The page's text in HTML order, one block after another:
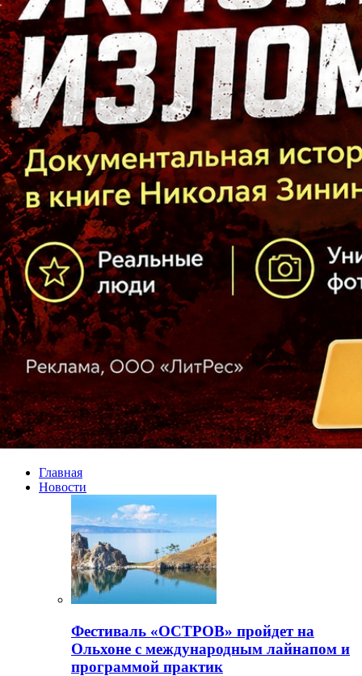
Главная
Новости
Фестиваль «ОСТРОВ» пройдет на
Ольхоне с международным лайнапом и
программой практик